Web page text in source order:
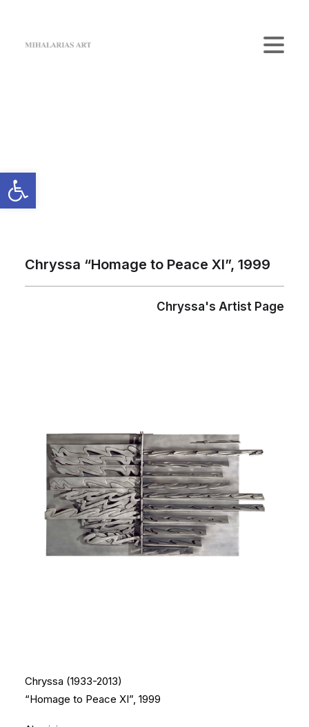
Chryssa “Homage to Peace XI”, 1999
Chryssa's Artist Page
Chryssa (1933-2013)
“Homage to Peace XI”, 1999